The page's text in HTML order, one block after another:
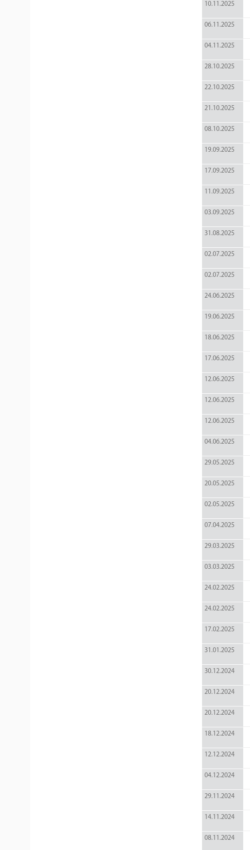
10.11.2025
06.11.2025
04.11.2025
28.10.2025
22.10.2025
21.10.2025
08.10.2025
19.09.2025
17.09.2025
11.09.2025
03.09.2025
31.08.2025
02.07.2025
02.07.2025
24.06.2025
19.06.2025
18.06.2025
17.06.2025
12.06.2025
12.06.2025
12.06.2025
04.06.2025
29.05.2025
20.05.2025
02.05.2025
07.04.2025
29.03.2025
03.03.2025
24.02.2025
24.02.2025
17.02.2025
31.01.2025
30.12.2024
20.12.2024
20.12.2024
18.12.2024
12.12.2024
04.12.2024
29.11.2024
14.11.2024
08.11.2024